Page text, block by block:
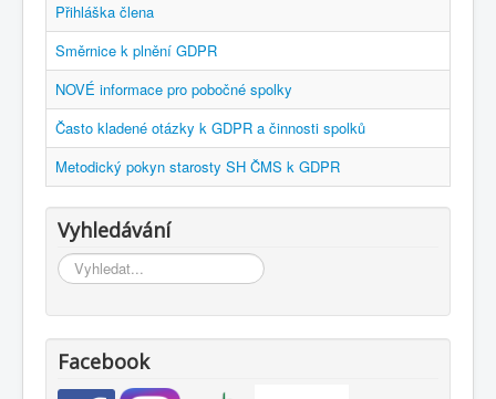
Přihláška člena
Směrnice k plnění GDPR
NOVÉ informace pro pobočné spolky
Často kladené otázky k GDPR a činnosti spolků
Metodický pokyn starosty SH ČMS k GDPR
Vyhledávání
Vyhledávání...
Facebook